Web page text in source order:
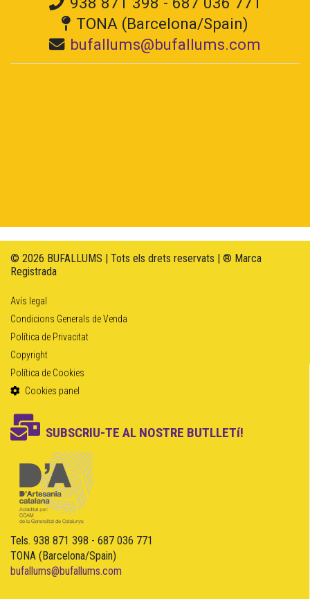
TONA (Barcelona/Spain)
bufallums@bufallums.com
© 2026 BUFALLUMS | Tots els drets reservats | ® Marca
Registrada
Avís legal
Condicions Generals de Venda
Política de Privacitat
Copyright
Política de Cookies
Cookies panel
SUBSCRIU-TE AL NOSTRE BUTLLETí!
Tels. 938 871 398 - 687 036 771
TONA (Barcelona/Spain)
bufallums@bufallums.com